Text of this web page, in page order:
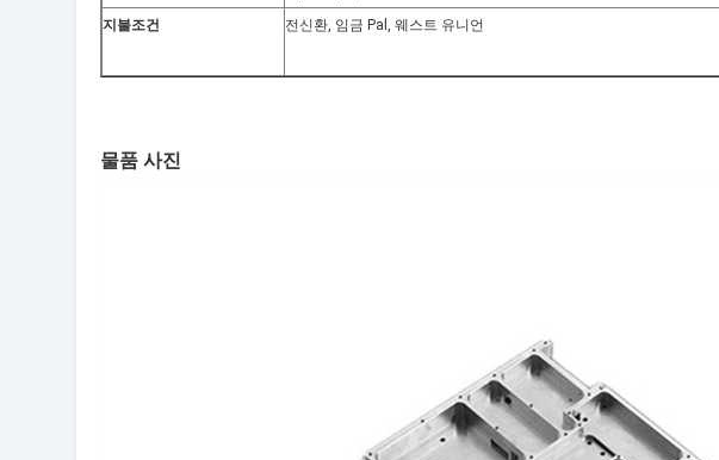
지불조건 전신환, 임금 Pal, 웨스트 유니언
물품 사진